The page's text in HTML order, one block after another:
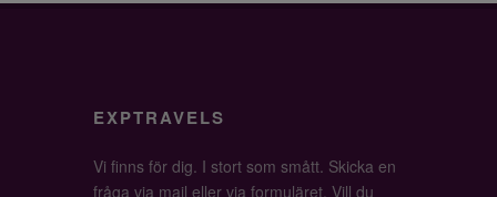
EXPTRAVELS
Vi finns för dig. I stort som smått. Skicka en
fråga via mail eller via formuläret. Vill du